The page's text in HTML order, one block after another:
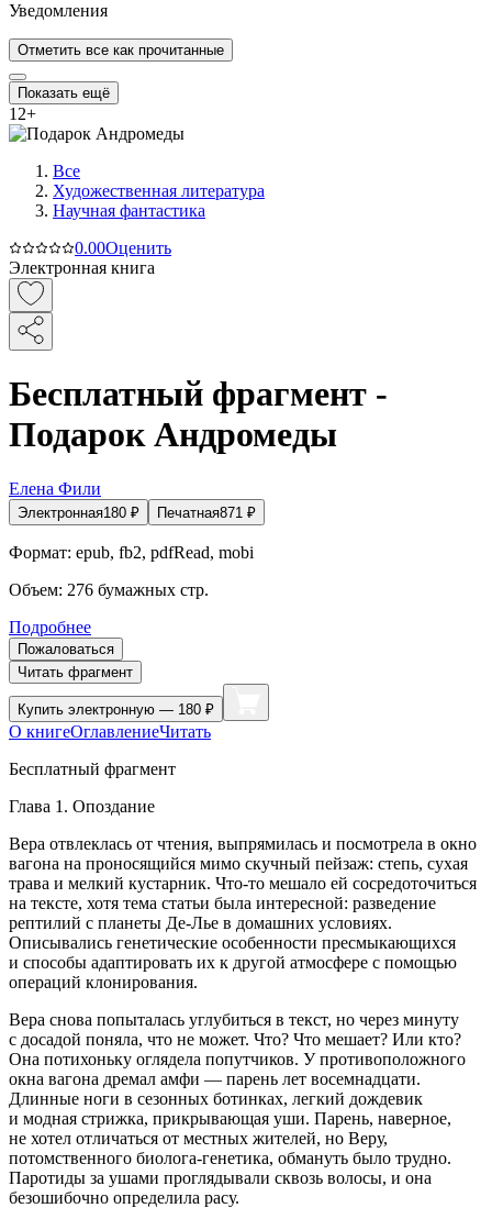
Уведомления
Отметить все как прочитанные
Показать ещё
12+
Все
Художественная литература
Научная фантастика
0.00Оценить
Электронная книга
Бесплатный фрагмент -
Подарок Андромеды
Елена Фили
Электронная180 ₽ Печатная871 ₽
Формат: epub, fb2, pdfRead, mobi
Объем: 276 бумажных стр.
Подробнее
Пожаловаться
Читать фрагмент
Купить электронную — 180 ₽
О книгеОглавлениеЧитать
Бесплатный фрагмент
Глава 1. Опоздание
Вера отвлеклась от чтения, выпрямилась и посмотрела в окно
вагона на проносящийся мимо скучный пейзаж: степь, сухая
трава и мелкий кустарник. Что-то мешало ей сосредоточиться
на тексте, хотя тема статьи была интересной: разведение
рептилий с планеты Де-Лье в домашних условиях.
Описывались генетические особенности пресмыкающихся
и способы адаптировать их к другой атмосфере с помощью
операций клонирования.
Вера снова попыталась углубиться в текст, но через минуту
с досадой поняла, что не может. Что? Что мешает? Или кто?
Она потихоньку оглядела попутчиков. У противоположного
окна вагона дремал амфи — парень лет восемнадцати.
Длинные ноги в сезонных ботинках, легкий дождевик
и модная стрижка, прикрывающая уши. Парень, наверное,
не хотел отличаться от местных жителей, но Веру,
потомственного биолога-генетика, обмануть было трудно.
Паротиды за ушами проглядывали сквозь волосы, и она
безошибочно определила расу.